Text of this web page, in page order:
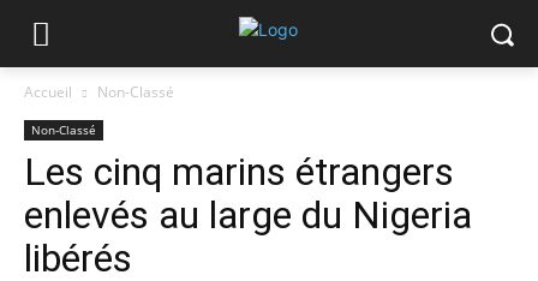
Accueil Non-Classé
Non-Classé
Les cinq marins étrangers
enlevés au large du Nigeria
libérés